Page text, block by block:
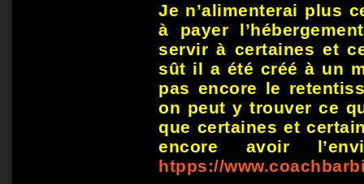
Je n’alimenterai plus
à payer
servir à certaines et
sût il a été créé à un
pas encore le
on peut y trouver ce
que certaines et
encore avoir
htpps://